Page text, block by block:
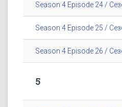
Season 4 Episode 24 /
Season 4 Episode 25 /
Season 4 Episode 26 /
5